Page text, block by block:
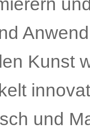
Kunst
und